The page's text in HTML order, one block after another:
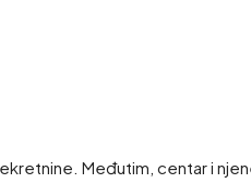
Međutim, centar i